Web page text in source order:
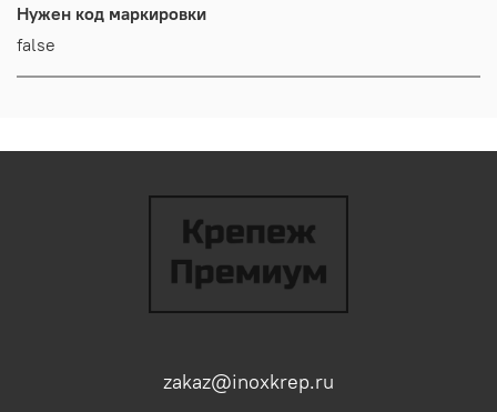
Нужен код маркировки
false
zakaz@inoxkrep.ru